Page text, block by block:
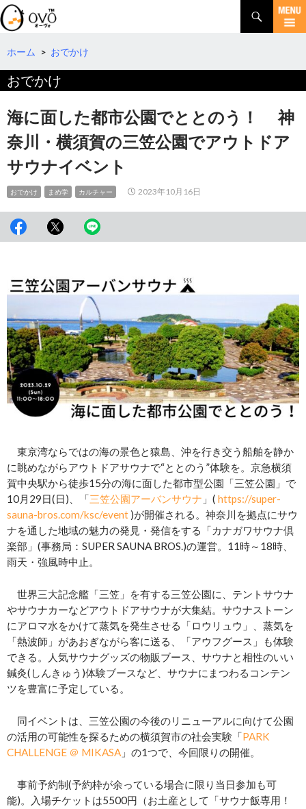
検
索
コ
テ
ツ
へ
移
動
ホーム > おでかけ
おでかけ
海に面した都市公園でととのう！ 神
奈川・横須賀の三笠公園でアウトドア
サウナイベント
おでかけ まめ学 カルチャー 2023年10月16日
東京湾ならではの海の景色と猿島、沖を行き交う船舶を静か
に眺めながらアウトドアサウナで“ととのう”体験を。京急横須
賀中央駅から徒歩15分の海に面した都市型公園「三笠公園」で
10月29日(日)、「三笠公園アーバンサウナ 」( https://super-
sauna-bros.com/ksc/event )が開催される。神奈川を拠点にサウ
ナを通した地域の魅力の発見・発信をする「カナガワサウナ倶
楽部」(事務局：SUPER SAUNA BROS.)の運営。11時～18時、
雨天・強風時中止。
世界三大記念艦「三笠」を有する三笠公園に、テントサウナ
やサウナカーなどアウトドアサウナが大集結。サウナストーン
にアロマ水をかけて蒸気を発生させる「ロウリュウ」、蒸気を
「熱波師」があおぎながら客に送る、「アウフグース」も体験
できる。人気サウナグッズの物販ブース、サウナと相性のいい
鍼灸(しんきゅう)体験ブースなど、サウナにまつわるコンテン
ツを豊富に予定している。
同イベントは、三笠公園の今後のリニューアルに向けて公園
の活用の可能性を探るための横須賀市の社会実験「PARK
CHALLENGE ＠ MIKASA 」の1つで、今回限りの開催。
事前予約制(予約枠が余っている場合に限り当日参加も可
能)。入場チケットは5500円（お土産として「サウナ飯専用！